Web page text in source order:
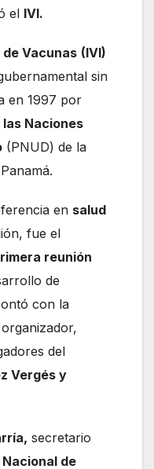
el IVI.
Vacunas (IVI)
sin
en 1997 por
Naciones
(PNUD) de la
en salud
fue el
reunión
de
con la
del
Vergés y
secretario
de